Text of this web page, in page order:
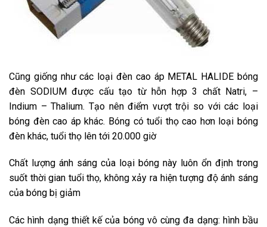
Cũng giống như các loại đèn cao áp METAL HALIDE bóng
đèn SODIUM được cấu tạo từ hỗn hợp 3 chất Natri, –
Indium – Thalium. Tạo nên điểm vượt trội so với các loại
bóng đèn cao áp khác. Bóng có tuổi thọ cao hơn loại bóng
đèn khác, tuổi thọ lên tới 20.000 giờ
Chất lượng ánh sáng của loại bóng này luôn ổn định trong
suốt thời gian tuổi thọ, không xảy ra hiện tượng độ ánh sáng
của bóng bị giảm
Các hình dạng thiết kế của bóng vô cùng đa dạng: hình bầu